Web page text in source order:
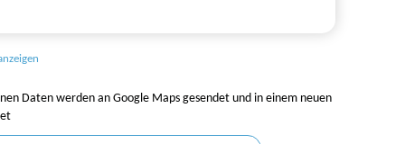
Daten werden an Google Maps gesendet und in einem neuen